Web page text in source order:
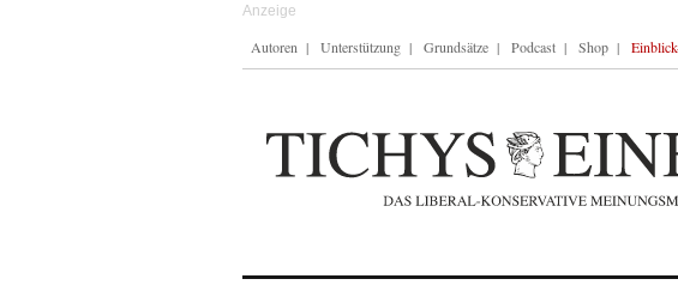
Autoren Unterstützung Grundsätze Podcast Shop